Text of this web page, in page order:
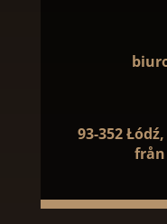
93-352
från